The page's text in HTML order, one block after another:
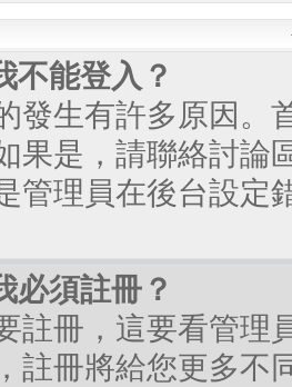
不能登入？
發生有許多原因。
果是，請聯絡討論
管理員在後台設定
必須註冊？
註冊，這要看管理
註冊將給您更多不